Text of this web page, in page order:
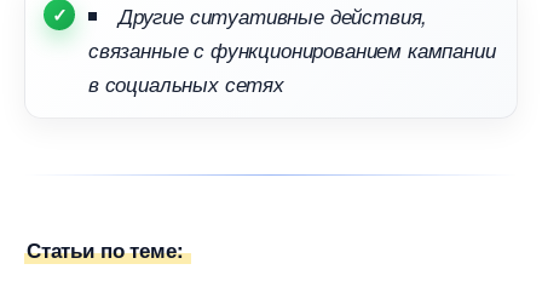
Другие ситуативные действия,
связанные с функционированием кампании
социальных сетях
Статьи по теме: